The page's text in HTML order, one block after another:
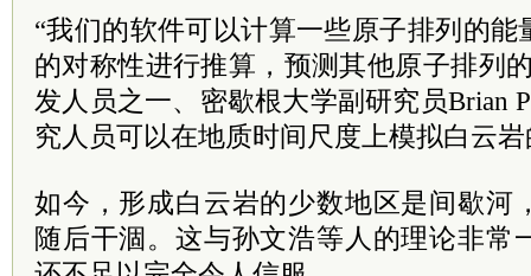
“我们的软件可以计算一些原子排列的
的对称性进行推算，预测其他原子排列
发人员之一、密歇根大学副研究员Brian
究人员可以在地质时间尺度上模拟白云
如今，形成白云岩的少数地区是间歇河
随后干涸。这与孙文浩等人的理论非常